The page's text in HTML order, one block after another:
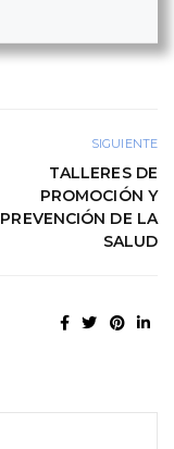
SIGUIENTE
TALLERES DE
PROMOCIÓN Y
PREVENCIÓN DE LA
SALUD